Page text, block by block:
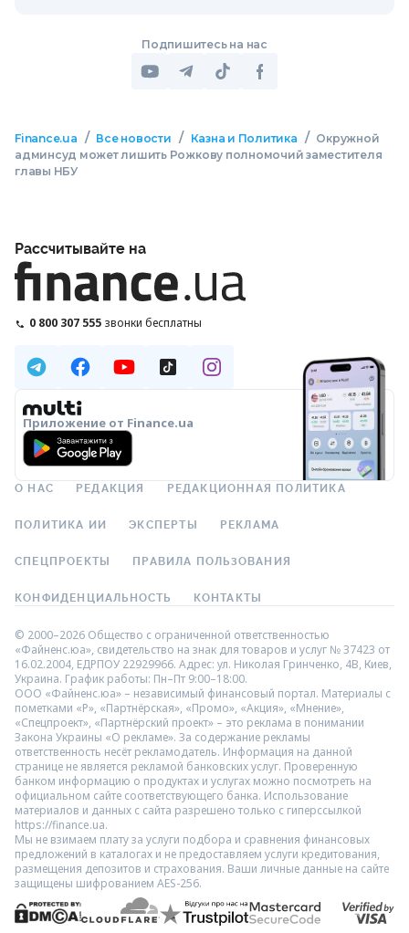
Подпишитесь на нас
Finance.ua / Все новости / Казна и Политика / Окружной
админсуд может лишить Рожкову полномочий заместителя
главы НБУ
Рассчитывайте на
0 800 307 555 звонки бесплатны
Приложение от Finance.ua
О НАС РЕДАКЦИЯ РЕДАКЦИОННАЯ ПОЛИТИКА
ПОЛИТИКА ИИ ЭКСПЕРТЫ РЕКЛАМА
СПЕЦПРОЕКТЫ ПРАВИЛА ПОЛЬЗОВАНИЯ
КОНФИДЕНЦИАЛЬНОСТЬ КОНТАКТЫ
© 2000–2026 Общество с ограниченной ответственностью
«Файненс.юа», свидетельство на знак для товаров и услуг № 37423 от
16.02.2004, ЕДРПОУ 22929966. Адрес: ул. Николая Гринченко, 4В, Киев,
Украина. График работы: Пн–Пт 9:00–18:00.
ООО «Файненс.юа» – независимый финансовый портал. Материалы с
пометками «Р», «Партнёрская», «Промо», «Акция», «Мнение»,
«Спецпроект», «Партнёрский проект» – это реклама в понимании
Закона Украины «О рекламе». За содержание рекламы
ответственность несёт рекламодатель. Информация на данной
странице не является рекламой банковских услуг. Проверенную
банком информацию о продуктах и услугах можно посмотреть на
официальном сайте соответствующего банка. Использование
материалов и данных с сайта разрешено только с гиперссылкой
https://finance.ua.
Мы не взимаем плату за услуги подбора и сравнения финансовых
предложений в каталогах и не предоставляем услуги кредитования,
размещения депозитов и страхования. Ваши личные данные на сайте
защищены шифрованием AES-256.